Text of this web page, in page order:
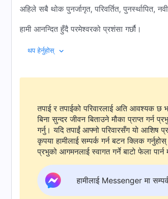
अहिले सबै थोक पुनर्जागृत, परिवर्तित, पुनर्स्थापित,
हामी आनन्दित हुँदै परमेश्‍वरको प्रशंसा गर्छौ।
हाम्रा गीतहरू र हाम्रो आवाजले आकाशहरू उर्लन्छन्।
परमेश्‍वरका सबै मानिसहरू परमेश्‍वरका निम्ति
अहो, उहाँको प्रशंसा गर! अहो, कराओ र गाओ!
उहाँको धार्मिकता प्रकट गर्दै, परमेश्‍वरको घरबाटै
परमेश्‍वरका सबै मानिसहरू उहाँको सामु निहुरिन्छन्,
उहाँको वचनको अगुवाइमा, हामी उहाँका परीक्षाहरू र
थप हेर्नुहोस्
तपाई र तपाईको परिवारलाई अति आवश्यक छ
बिना सुन्दर जीवन बिताउने मौका प्राप्त गर्न
गर्नु। यदि तपाईं आफ्नो परिवारसँग यो आशिष
कृपया हामीलाई सम्पर्क गर्न बटन क्लिक गर्नुहोस्। हामी
प्रभुको आगमनलाई स्वागत गर्ने बाटो फेला पार्न
हामीलाई Messenger मा